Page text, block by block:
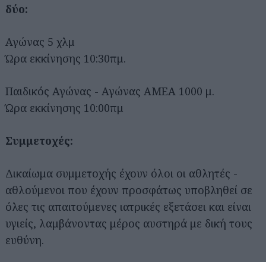
δύο:
Αγώνας 5 χλμ
Ώρα εκκίνησης 10:30πμ.
Παιδικός Αγώνας - Αγώνας ΑΜΕΑ 1000 μ.
Ώρα εκκίνησης 10:00πμ
Συμμετοχές:
Δικαίωμα συμμετοχής έχουν όλοι οι αθλητές -
αθλούμενοι που έχουν προσφάτως υποβληθεί σε
όλες τις απαιτούμενες ιατρικές εξετάσει και είναι
υγιείς, λαμβάνοντας μέρος αυστηρά με δική τους
ευθύνη.